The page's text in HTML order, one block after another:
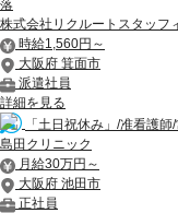
落
株式会社リクルートスタッフ
時給1,560円～
大阪府 箕面市
派遣社員
詳細を見る
「土日祝休み」/准看護
島田クリニック
月給30万円～
大阪府 池田市
正社員